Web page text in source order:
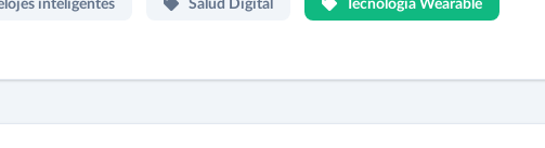
inteligentes Salud Digital Tecnología Wearable